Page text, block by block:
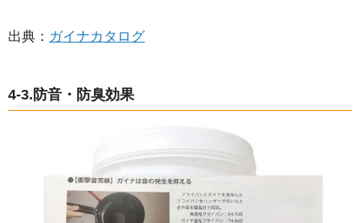
出典： ガイナカタログ
4-3.防音・防臭効果